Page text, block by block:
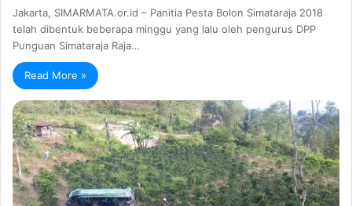
Jakarta, SIMARMATA.or.id – Panitia Pesta Bolon Simataraja 2018
telah dibentuk beberapa minggu yang lalu oleh pengurus DPP
Punguan Simataraja Raja…
Read More »